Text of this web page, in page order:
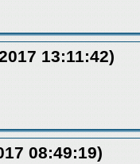
13:11:42)
08:49:19)